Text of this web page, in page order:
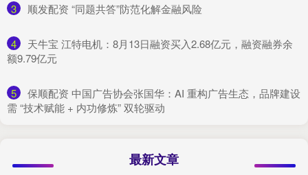
3 ​顺发配资 “同题共答”防范化解金融风险
4
​天牛宝 江特电机：8月13日融资买入2.68亿元，融资融券余
额9.79亿元
5
​保顺配资 中国广告协会张国华：AI 重构广告生态，品牌建设
需 “技术赋能 + 内功修炼” 双轮驱动
最新文章